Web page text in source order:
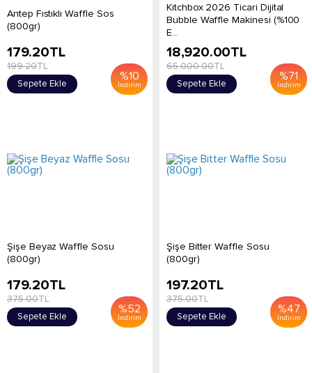
Antep Fıstıklı Waffle Sos
(800gr)
%10
İndirim
179.20TL
199.20TL
Sepete Ekle
Kitchbox 2026 Ticari Dijital
Bubble Waffle Makinesi (%100
E...
%71
İndirim
18,920.00TL
65,000.00TL
Sepete Ekle
Şişe Beyaz Waffle Sosu
(800gr)
%52
İndirim
179.20TL
375.00TL
Sepete Ekle
Şişe Bitter Waffle Sosu
(800gr)
%47
İndirim
197.20TL
375.00TL
Sepete Ekle